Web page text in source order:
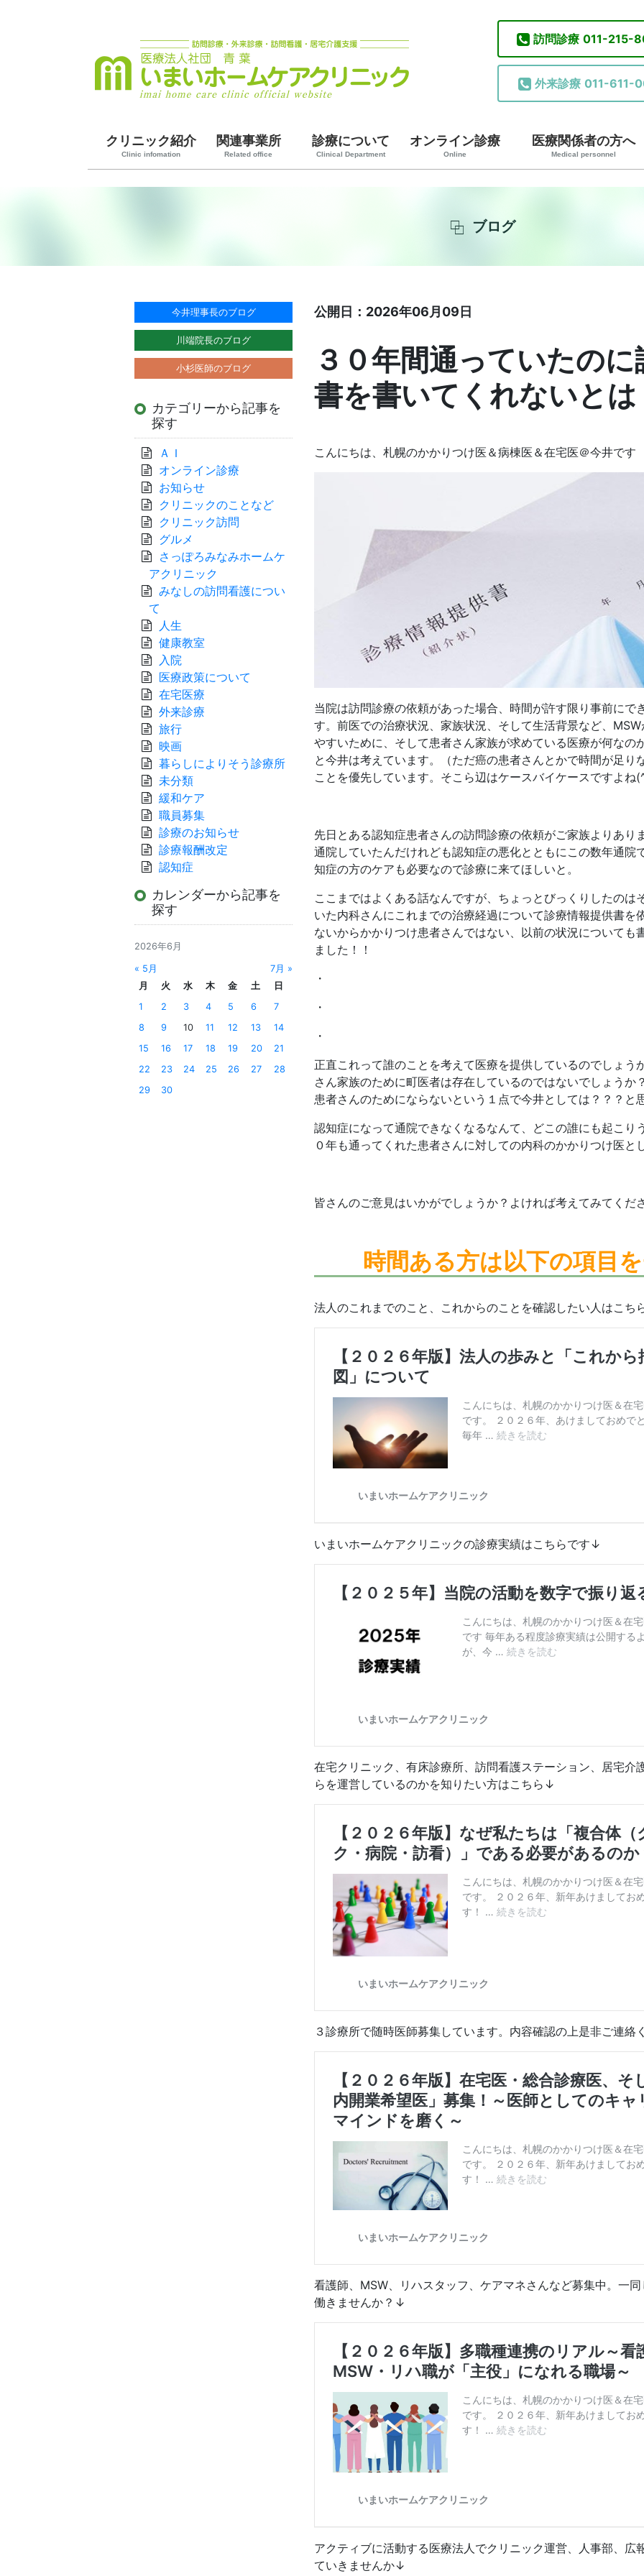
訪問診療 011-215-
外来診療 011-611-
クリニック紹介
Clinic infomation
関連事業所
Related office
診療について
Clinical Department
オンライン診療
Online
医療関係者の方へ
Medical personnel
ブログ
公開日：2026年06月09日
３０年間通っていたの
書を書いてくれないとは
こんにちは、札幌のかかりつけ医＆病棟医＆在宅医＠今井です
当院は訪問診療の依頼があった場合、時間が許す限り事前にで
す。前医での治療状況、家族状況、そして生活背景など、
やすいために、そして患者さん家族が求めている医療が何なの
と今井は考えています。（ただ癌の患者さんとかで時間が足り
ことを優先しています。そこら辺はケースバイケースですよね
先日とある認知症患者さんの訪問診療の依頼がご家族よりあり
通院していたんだけれども認知症の悪化とともにこの数年通院
知症の方のケアも必要なので診療に来てほしいと。
ここまではよくある話なんですが、ちょっとびっくりしたのは
いた内科さんにこれまでの治療経過について診療情報提供書を
ないからかかりつけ患者さんではない、以前の状況についても
ました！！
・
・
・
正直これって誰のことを考えて医療を提供しているのでしょう
さん家族のために町医者は存在しているのではないでしょうか
患者さんのためにならないという１点で今井としては？？？と
認知症になって通院できなくなるなんて、どこの誰にも起こり
０年も通ってくれた患者さんに対しての内科のかかりつけ医と
皆さんのご意見はいかがでしょうか？よければ考えてみてくだ
時間ある方は以下の項目
法人のこれまでのこと、これからのことを確認したい人はこち
いまいホームケアクリニックの診療実績はこちらです↓
在宅クリニック、有床診療所、訪問看護ステーション、居宅介
らを運営しているのかを知りたい方はこちら↓
３診療所で随時医師募集しています。内容確認の上是非ご連絡
看護師、MSW、リハスタッフ、ケアマネさんなど募集中。一
働きませんか？↓
アクティブに活動する医療法人でクリニック運営、人事部、広
ていきませんか↓
今井理事長のブログ
川端院長のブログ
小杉医師のブログ
カテゴリーから記事を
探す
ＡＩ
オンライン診療
お知らせ
クリニックのことなど
クリニック訪問
グルメ
さっぽろみなみホームケ
アクリニック
みなしの訪問看護につい
て
人生
健康教室
入院
医療政策について
在宅医療
外来診療
旅行
映画
暮らしによりそう診療所
未分類
緩和ケア
職員募集
診療のお知らせ
診療報酬改定
認知症
カレンダーから記事を
探す
2026年6月
« 5月
7月 »
月
火 水 木 金 土
日
1
2 3 4 5 6
7
8
9 10 11 12 13
14
15
16 17 18 19 20
21
22
23 24 25 26 27
28
29
30